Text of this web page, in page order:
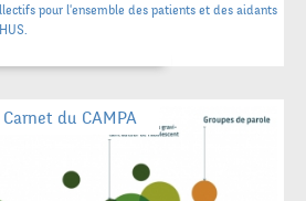
pour l'ensemble des patients et des aidants
Carnet du CAMPA